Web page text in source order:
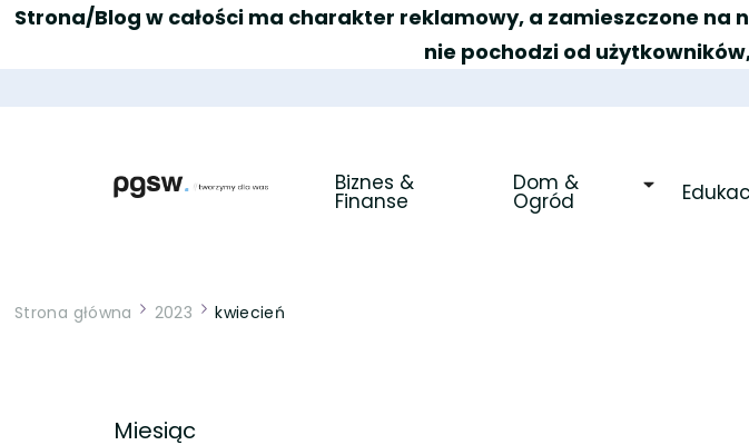
Strona/Blog w całości ma charakter reklamowy, a zamieszczone
nie pochodzi od
Biznes &
Finanse
Dom &
Ogród
Strona główna 2023 kwiecień
Miesiąc